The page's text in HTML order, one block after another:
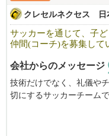
勤務曜日・時間・報酬に
考慮の上、相談しながら
チアダンス経験者、ダン
レッスン経験のある方は
子どもが好きな方、ダン
ムメンバーとして一緒に
る方からのご応募をお待ち
クレセルネクセス 日
サッカーを通じて、子
仲間(コーチ)を募集して
会社からのメッセージ
技術だけでなく、礼儀や
切にするサッカーチームで